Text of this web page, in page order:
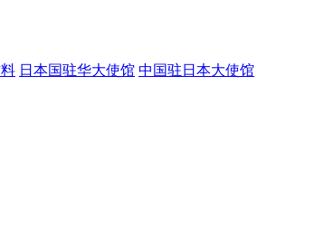
日本国驻华大使馆 中国驻日本大使馆